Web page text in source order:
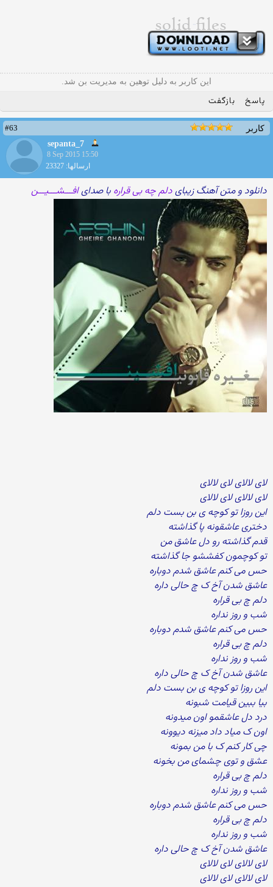
این کاربر به دلیل توهین به مدیریت بن شد.
پاسخ بازگفت
کاربر
#63
sepanta_7
8 Sep 2015 15:50
ارسالها: 23327
دانلود و متن آهنگ زیبایدلم چه بی قراره با صدایافـــشـــیـــن
لای لالای لای لالای
لای لالای لای لالای
این روزا تو کوچه ی بن بست دلم
دختری عاشقونه پا گذاشته
قدم گذاشته رو دل عاشق من
تو کوچمون کفششو جا گذاشته
حس می کنم عاشق شدم دوباره
عاشق شدن آخ ک چ حالی داره
دلم چ بی قراره
شب و روز نداره
حس می کنم عاشق شدم دوباره
دلم چ بی قراره
شب و روز نداره
عاشق شدن آخ ک چ حالی داره
این روزا تو کوچه ی بن بست دلم
بیا ببین قیامت شبونه
درد دل عاشقمو اون میدونه
اون ک میاد داد میزنه دیوونه
چی کار کنم ک با من بمونه
عشق و توی چشمای من بخونه
دلم چ بی قراره
شب و روز نداره
حس می کنم عاشق شدم دوباره
دلم چ بی قراره
شب و روز نداره
عاشق شدن آخ ک چ حالی داره
لای لالای لای لالای
لای لالای لای لالای